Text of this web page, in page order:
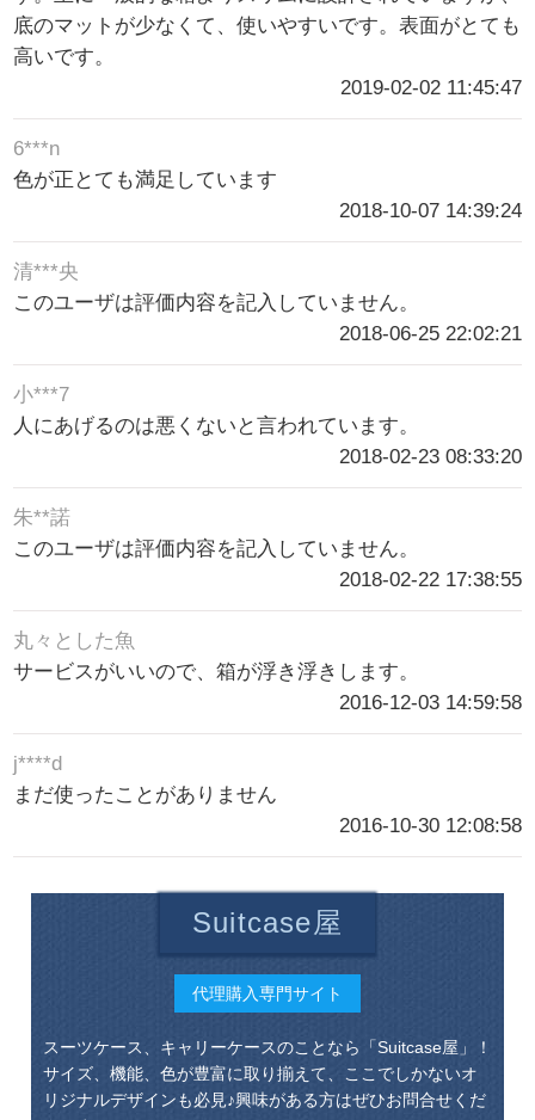
底のマットが少なくて、使いやすいです。表面がとても
高いです。
2019-02-02 11:45:47
6***n
色が正とても満足しています
2018-10-07 14:39:24
清***央
このユーザは評価内容を記入していません。
2018-06-25 22:02:21
小***7
人にあげるのは悪くないと言われています。
2018-02-23 08:33:20
朱**諾
このユーザは評価内容を記入していません。
2018-02-22 17:38:55
丸々とした魚
サービスがいいので、箱が浮き浮きします。
2016-12-03 14:59:58
j****d
まだ使ったことがありません
2016-10-30 12:08:58
Suitcase屋
代理購入専門サイト
スーツケース、キャリーケースのことなら「Suitcase屋」！
サイズ、機能、色が豊富に取り揃えて、ここでしかないオ
リジナルデザインも必見♪興味がある方はぜひお問合せくだ